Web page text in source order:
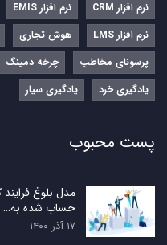
نرم‌ افزار CRM
نرم‌ افزار EMIS
نرم افزار LMS
هوش تجاری
پرسونای مخاطب
چرخه دمینگ
یادگیری خرد
یادگیری سیار
پست محبوب
حساب شده به…
۱۷ آذر ۱۴۰۰